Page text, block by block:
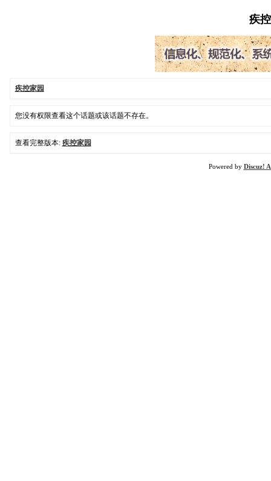
疾
疾控家园
您没有权限查看这个话题或该话题不存在。
查看完整版本: 疾控家园
Powered by Discuz!